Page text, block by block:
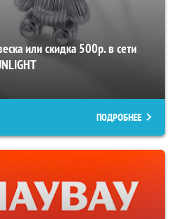
или скидка 500р. в сети
ПОДРОБНЕЕ